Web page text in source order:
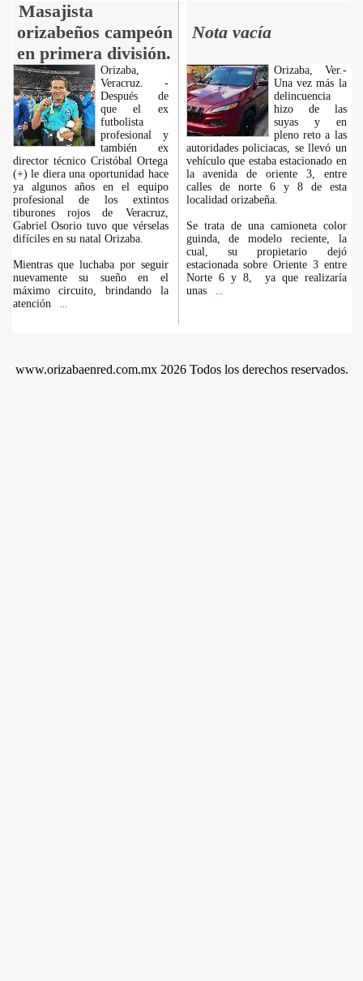
Masajista
orizabeños campeón
en primera división.
Nota vacía
Orizaba,
Veracruz. -
Después de
que el ex
futbolista
profesional y
también ex
director técnico Cristóbal Ortega
(+) le diera una oportunidad hace
ya algunos años en el equipo
profesional de los extintos
tiburones rojos de Veracruz,
Gabriel Osorio tuvo que vérselas
difíciles en su natal Orizaba.
Mientras que luchaba por seguir
nuevamente su sueño en el
máximo circuito, brindando la
atención
Orizaba, Ver.-
Una vez más la
delincuencia
hizo de las
suyas y en
pleno reto a las
autoridades policiacas, se llevó un
vehículo que estaba estacionado en
la avenida de oriente 3, entre
calles de norte 6 y 8 de esta
localidad orizabeña.
Se trata de una camioneta color
guinda, de modelo reciente, la
cual, su propietario dejó
estacionada sobre Oriente 3 entre
Norte 6 y 8, ya que realizaría
unas
www.orizabaenred.com.mx 2026 Todos los derechos reservados.